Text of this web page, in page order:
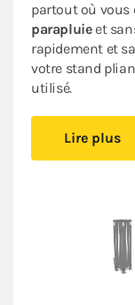
partout où vous
parapluieet
rapidement et
votre stand
utilisé.
320gr/m² est
complètement
d’une peinture
utilisation
Ce stand pliant
abordable
Lire plus